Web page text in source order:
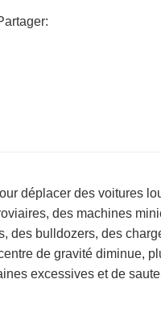
déplacer des voitures
des machines
des bulldozers, des
de gravité diminue,
excessives et de